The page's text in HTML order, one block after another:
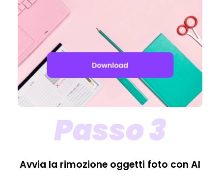
Passo 3
Avvia la rimozione oggetti foto con AI